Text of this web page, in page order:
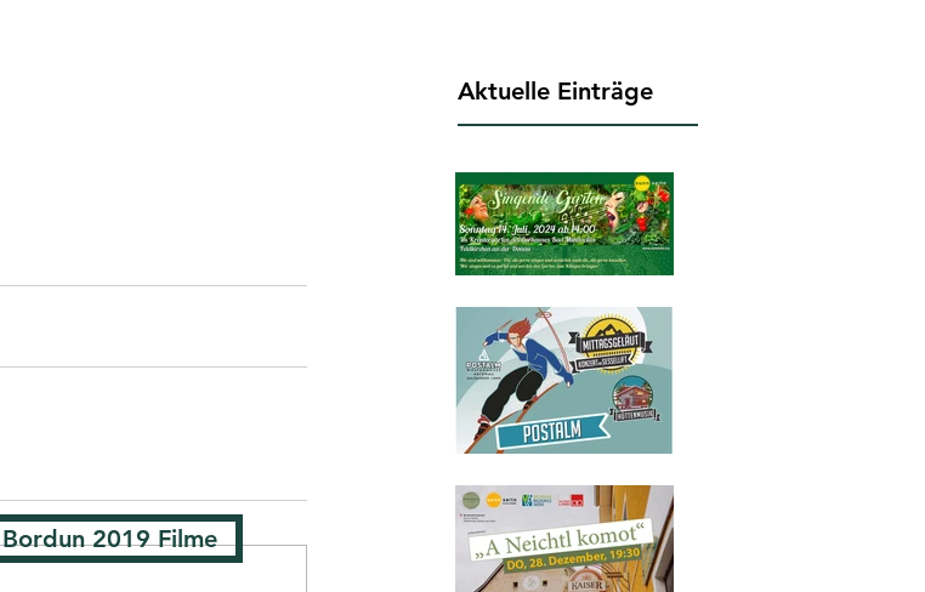
Bordun 2019 Filme
Aktuelle Einträge
Programm Sommer/Frühherbst
2024
Freitag 29. Dezember 2023
13.00 – 14:30
SESSELLIFTKONZERT
„MITTAGSGELÄUT“auf der
Postalm